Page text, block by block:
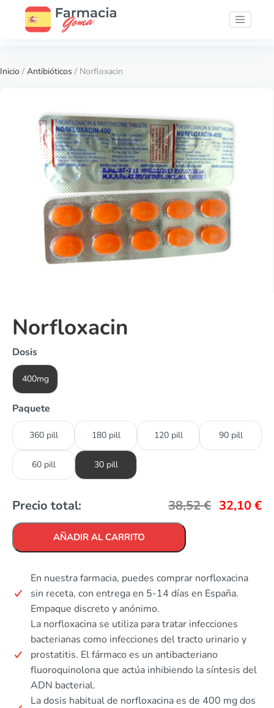
Inicio / Antibióticos / Norfloxacin
Norfloxacin
Dosis
400mg
Paquete
360 pill 180 pill 120 pill 90 pill
60 pill 30 pill
Precio total: 38,52€ 32,10€
AÑADIR AL CARRITO
En nuestra farmacia, puedes comprar norfloxacina
sin receta, con entrega en 5-14 días en España.
Empaque discreto y anónimo.
La norfloxacina se utiliza para tratar infecciones
bacterianas como infecciones del tracto urinario y
prostatitis. El fármaco es un antibacteriano
fluoroquinolona que actúa inhibiendo la síntesis del
ADN bacterial.
La dosis habitual de norfloxacina es de 400 mg dos